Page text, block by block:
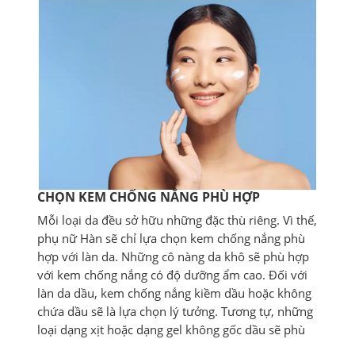
CHỌN KEM CHỐNG NẮNG PHÙ HỢP
Mỗi loại da đều sở hữu những đặc thù riêng. Vì thế,
phụ nữ Hàn sẽ chỉ lựa chọn kem chống nắng phù
hợp với làn da. Những cô nàng da khô sẽ phù hợp
với kem chống nắng có độ dưỡng ẩm cao. Đối với
làn da dầu, kem chống nắng kiềm dầu hoặc không
chứa dầu sẽ là lựa chọn lý tưởng. Tương tự, những
loại dạng xịt hoặc dạng gel không gốc dầu sẽ phù